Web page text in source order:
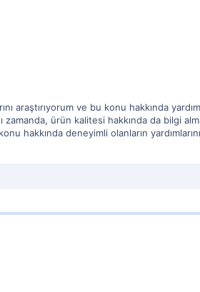
araştırıyorum ve bu konu hakkında
ürün kalitesi hakkında da bilgi
hakkında deneyimli olanların